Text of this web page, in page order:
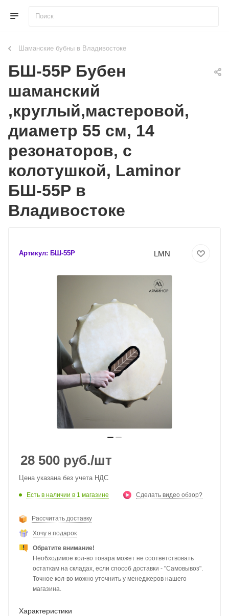
Шаманские бубны в Владивостоке
БШ-55Р Бубен
шаманский
,круглый,мастеровой,
диаметр 55 см, 14
резонаторов, с
колотушкой, Laminor
БШ-55Р в
Владивостоке
Артикул: БШ-55Р LMN
28 500 руб./шт
Цена указана без учета НДС
Есть в наличии в 1 магазине Сделать видео обзор?
Рассчитать доставку
Хочу в подарок
Обратите внимание!
Необходимое кол-во товара может не соответствовать
остаткам на складах, если способ доставки - "Самовывоз".
Точное кол-во можно уточнить у менеджеров нашего
магазина.
Характеристики